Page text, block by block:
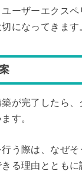
ーザーエクスペ
になってきます
が完了したら
す。
う際は、なぜ
る理由とともに